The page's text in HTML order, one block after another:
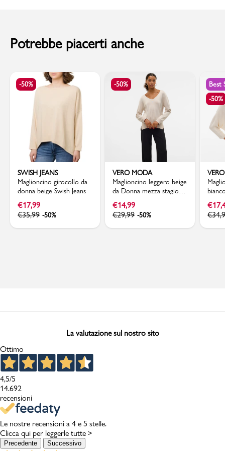
Potrebbe piacerti anche
-50%
SWISH JEANS
Maglioncino girocollo da
donna beige Swish Jeans
€17,99
€35,99 -50%
-50%
VERO MODA
Maglioncino leggero beige
da Donna mezza stagione
Vero Moda
€14,99
€29,99 -50%
Best
-50%
Moda
€
€
La valutazione sul nostro sito
Ottimo
4,5/5
14.692
recensioni
Le nostre recensioni a 4 e 5 stelle.
Clicca qui per leggerle tutte >
Precedente Successivo